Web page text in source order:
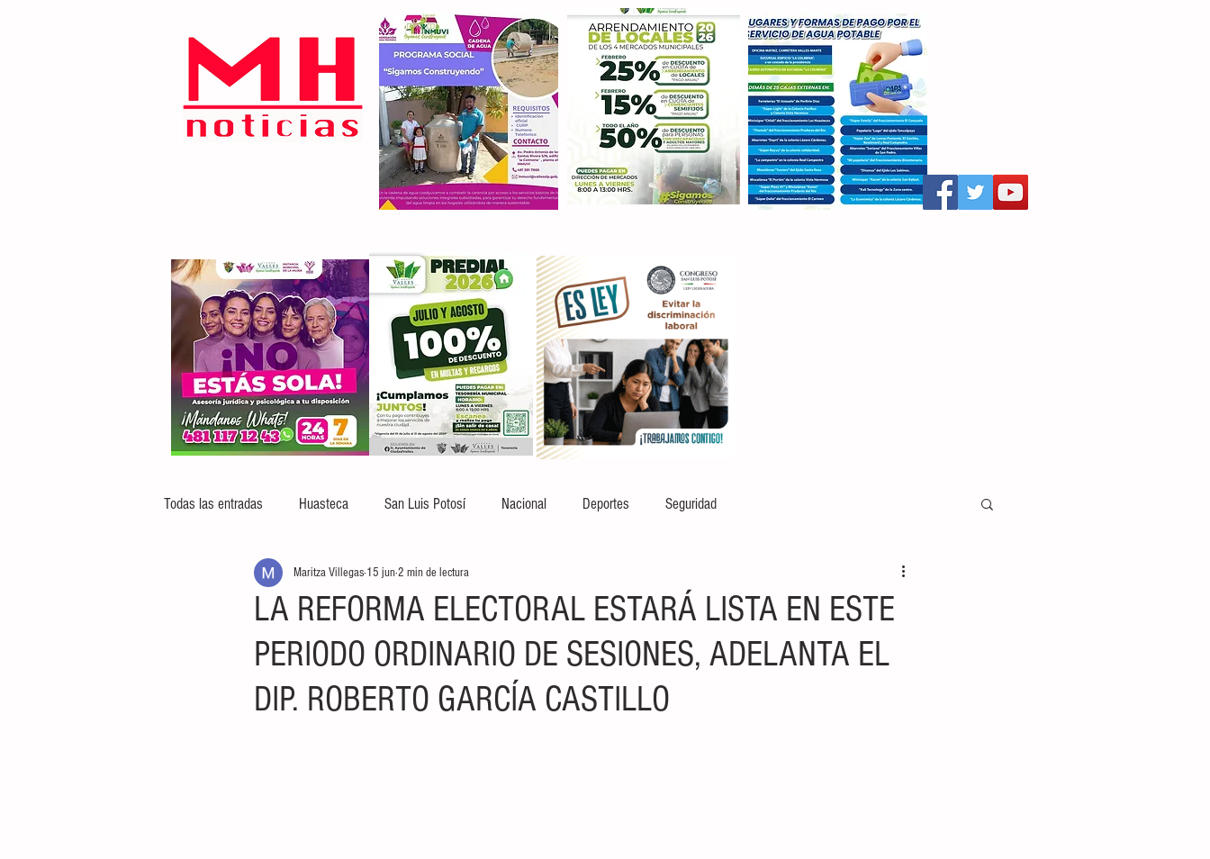
Todas las entradas Huasteca San Luis Potosí Nacional Deportes Seguridad
LA REFORMA ELECTORAL ESTARÁ LISTA EN ESTE
PERIODO ORDINARIO DE SESIONES, ADELANTA EL
DIP. ROBERTO GARCÍA CASTILLO
Maritza Villegas 15 jun2 min de lectura